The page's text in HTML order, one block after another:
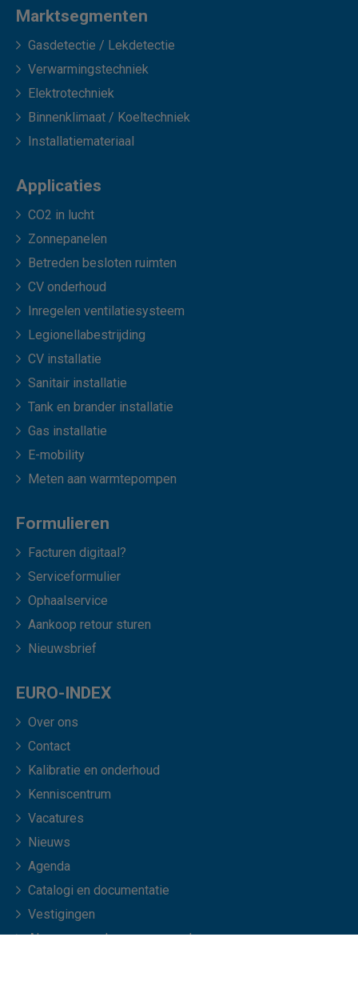
Marktsegmenten
Gasdetectie / Lekdetectie
Verwarmingstechniek
Elektrotechniek
Binnenklimaat / Koeltechniek
Installatiemateriaal
Applicaties
CO2 in lucht
Zonnepanelen
Betreden besloten ruimten
CV onderhoud
Inregelen ventilatiesysteem
Legionellabestrijding
CV installatie
Sanitair installatie
Tank en brander installatie
Gas installatie
E-mobility
Meten aan warmtepompen
Formulieren
Facturen digitaal?
Serviceformulier
Ophaalservice
Aankoop retour sturen
Nieuwsbrief
EURO-INDEX
Over ons
Contact
Kalibratie en onderhoud
Kenniscentrum
Vacatures
Nieuws
Agenda
Catalogi en documentatie
Vestigingen
Algemene verkoopvoorwaarden